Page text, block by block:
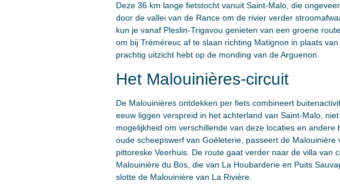
Deze 36 km lange fietstocht vanuit Saint-Malo, die
door de vallei van de Rance om de rivier verder
kun je vanaf Pleslin-Trigavou genieten van een groene
om bij Tréméreuc af te slaan richting Matignon in plaats
prachtig uitzicht hebt op de monding van de Arguenon.
Het Malouinières-circuit
De Malouinières ontdekken per fiets combineert
eeuw liggen verspreid in het achterland van Saint-Malo,
mogelijkheid om verschillende van deze locaties en
oude scheepswerf van Goëleterie, passeert de
pittoreske Veerhuis. De route gaat verder naar de villa
Malouinière du Bos, die van La Houbarderie en Puits
slotte de Malouinière van La Rivière.